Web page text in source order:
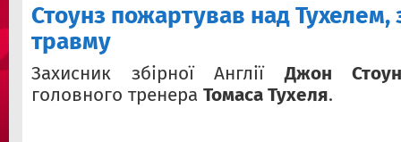
Стоунз пожартував над
травму
Захисник збірної АнгліїДжон
головного тренера Томаса Тухеля.